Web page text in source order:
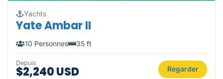
Yachts
Yate Ambar II
10 Personnes 35 ft
Depuis
$2,240 USD Regarder